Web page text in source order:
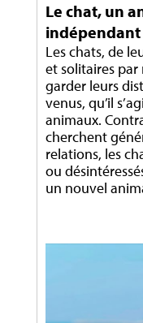
Le chat, un
indépendant
Les chats, de
et solitaires
garder leurs
venus, qu’il
animaux.
cherchent
relations, les
ou
un nouvel